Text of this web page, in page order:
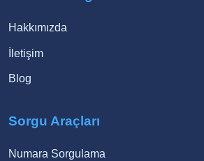
Hakkımızda
İletişim
Blog
Sorgu Araçları
Numara Sorgulama